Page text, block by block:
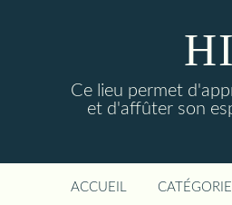
Ce lieu permet
et d'affûter son
ACCUEIL